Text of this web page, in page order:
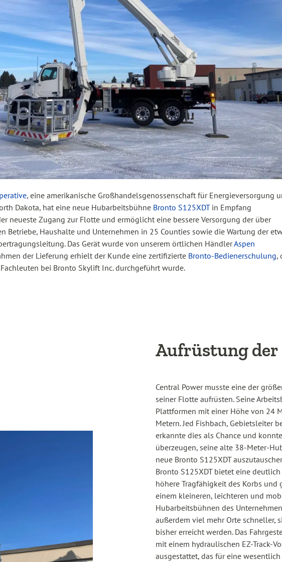
, eine amerikanische Großhandelsgenossenschaft für Energieversorgung
Dakota, hat eine neue Hubarbeitsbühne Bronto S125XDTin Empfang
neueste Zugang zur Flotte und ermöglicht eine bessere Versorgung der über
Betriebe, Haushalte und Unternehmen in 25 Counties sowie die Wartung der
Das Gerät wurde von unserem örtlichen HändlerAspen
der Lieferung erhielt der Kunde eine zertifizierte Bronto-Bedienerschulung,
bei Bronto Skylift Inc. durchgeführt wurde.
Aufrüstung der
Central Power musste eine der
seiner Flotte aufrüsten. Seine
Plattformen mit einer Höhe von 24
Metern. Jed Fishbach, Gebietsleiter
erkannte dies als Chance und
überzeugen, seine alte 38-Meter-
neue Bronto S125XDT
Bronto S125XDT bietet eine
höhere Tragfähigkeit des Korbs
einem kleineren, leichteren und
Hubarbeitsbühnen des
außerdem viel mehr Orte schneller,
bisher erreicht werden. Das
mit einem hydraulischen EZ-Track-
ausgestattet, das für eine